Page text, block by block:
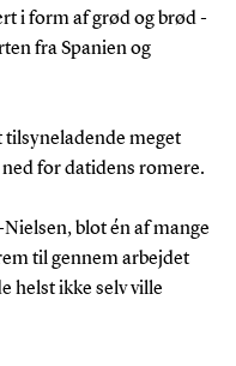
i form af grød og brød -
fra Spanien og
tilsyneladende meget
for datidens romere.
blot én af mange
til gennem arbejdet
helst ikke selv ville